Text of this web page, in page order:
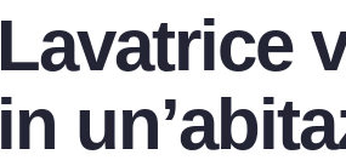
Lavatrice
in